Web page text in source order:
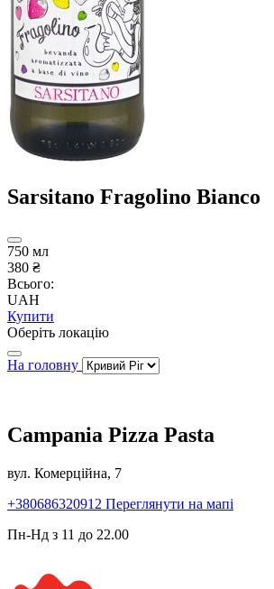
Sarsitano Fragolino Bianco
750 мл
380 ₴
Всього:
UAH
Купити
Оберіть локацію
На головну
Campania Pizza Pasta
вул. Комерційна, 7
+380686320912 Переглянути на мапі
Пн-Нд з 11 до 22.00